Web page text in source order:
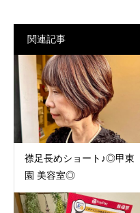
関連記事
襟足長めショート♪◎甲東
園 美容室◎